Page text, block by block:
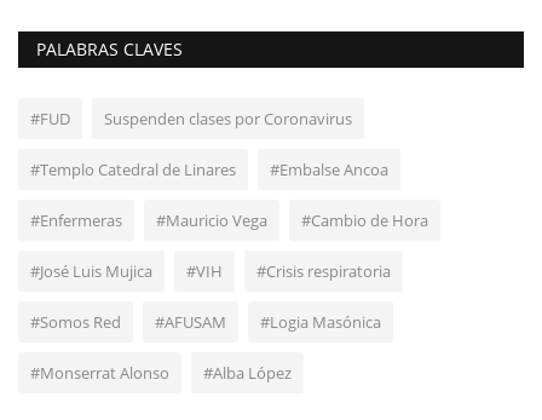
PALABRAS CLAVES
#FUD Suspenden clases por Coronavirus
#Templo Catedral de Linares #Embalse Ancoa
#Enfermeras #Mauricio Vega #Cambio de Hora
#José Luis Mujica #VIH #Crisis respiratoria
#Somos Red #AFUSAM #Logia Masónica
#Monserrat Alonso #Alba López